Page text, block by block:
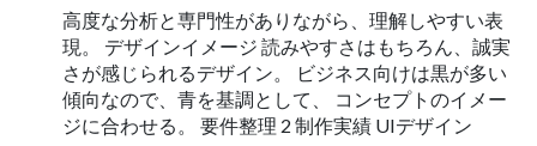
高度な分析と専門性がありながら、理解しやすい表
現。 デザインイメージ 読みやすさはもちろん、誠実
さが感じられるデザイン。 ビジネス向けは黒が多い
傾向なので、青を基調として、 コンセプトのイメー
ジに合わせる。 要件整理 2 制作実績 UIデザイン